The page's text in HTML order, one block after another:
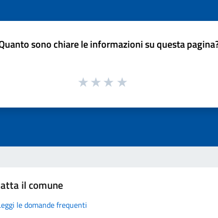
sono chiare le informazioni su questa
il comune
le domande frequenti